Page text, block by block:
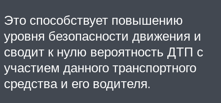
Это способствует повышению
уровня безопасности движения и
сводит к нулю вероятность ДТП с
участием данного транспортного
средства и его водителя.